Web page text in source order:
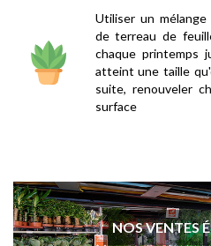
Utiliser un
de terreau de
chaque printemps
atteint une taille
suite, renouveler
surface
NOS VENTES